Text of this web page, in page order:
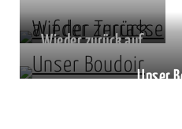
Wieder zurück auf
der Terrasse
Unser